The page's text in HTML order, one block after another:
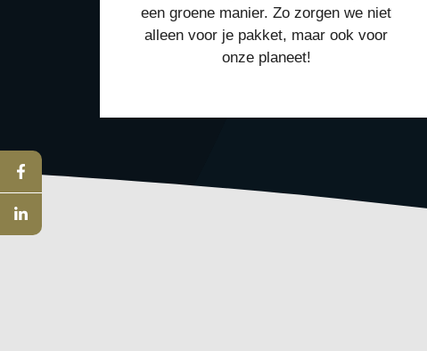
een groene manier. Zo zorgen we niet
alleen voor je pakket, maar ook voor
onze planeet!